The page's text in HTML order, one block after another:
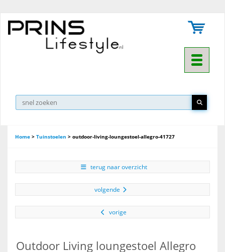
Toggle
▼
Home > Tuinstoelen > outdoor-living-loungestoel-allegro-41727
terug naar overzicht
volgende
vorige
Outdoor Living loungestoel Allegro